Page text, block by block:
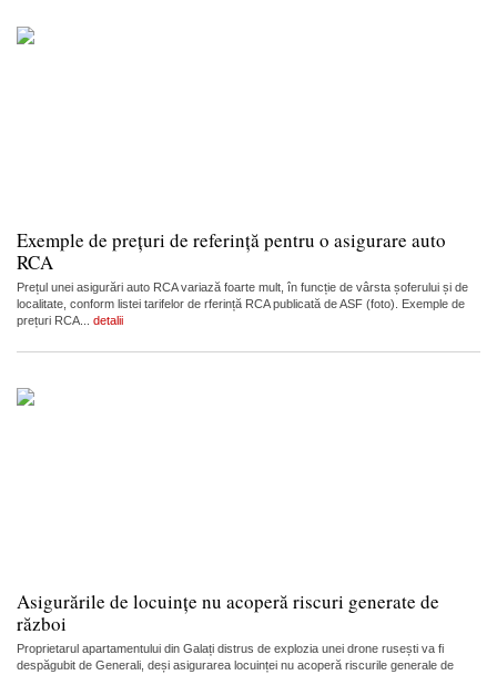
Exemple de prețuri de referință pentru o asigurare auto
RCA
Prețul unei asigurări auto RCA variază foarte mult, în funcție de vârsta șoferului și de
localitate, conform listei tarifelor de rferință RCA publicată de ASF (foto). Exemple de
prețuri RCA... detalii
Asigurările de locuințe nu acoperă riscuri generate de
război
Proprietarul apartamentului din Galați distrus de explozia unei drone rusești va fi
despăgubit de Generali, deși asigurarea locuinței nu acoperă riscurile generale de